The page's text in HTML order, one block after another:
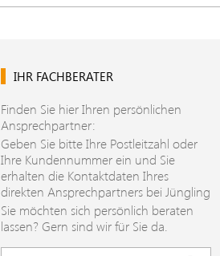
IHR FACHBERATER
Finden Sie hier Ihren persönlichen
Ansprechpartner:
Geben Sie bitte Ihre Postleitzahl oder
Ihre Kundennummer ein und Sie
erhalten die Kontaktdaten Ihres
direkten Ansprechpartners bei Jüngling
Sie möchten sich persönlich beraten
lassen? Gern sind wir für Sie da.